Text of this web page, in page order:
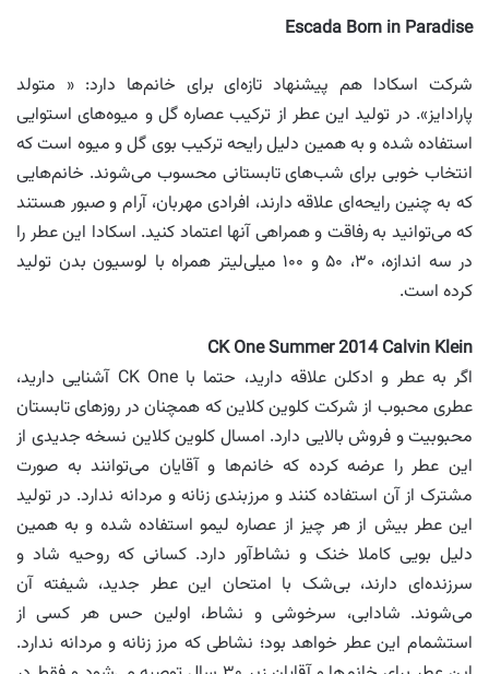
Escada Born in Paradise
شرکت اسکادا هم پیشنهاد تازه‌ای برای خانم‌ها دارد: « متولد
پارادایز». در تولید این عطر از ترکیب عصاره گل و میوه‌های استوایی
استفاده شده و به همین دلیل رایحه ترکیب بوی گل و میوه است که
انتخاب خوبی برای شب‌های تابستانی محسوب می‌شوند. خانم‌هایی
که به چنین رایحه‌ای علاقه دارند، افرادی مهربان، آرام و صبور هستند
که می‌توانید به رفاقت و همراهی آنها اعتماد کنید. اسکادا این عطر را
در سه اندازه، ۳۰، ۵۰ و ۱۰۰ میلی‌لیتر همراه با لوسیون بدن تولید
کرده است.
CK One Summer 2014 Calvin Klein
اگر به عطر و ادکلن علاقه دارید، حتما با CK One آشنایی دارید،
عطری محبوب از شرکت کلوین کلاین که همچنان در روزهای تابستان
محبوبیت و فروش بالایی دارد. امسال کلوین کلاین نسخه جدیدی از
این عطر را عرضه کرده که خانم‌ها و آقایان می‌توانند به صورت
مشترک از آن استفاده کنند و مرزبندی زنانه و مردانه ندارد. در تولید
این عطر بیش از هر چیز از عصاره لیمو استفاده شده و به همین
دلیل بویی کاملا خنک و نشاط‌آور دارد. کسانی که روحیه شاد و
سرزنده‌ای دارند، بی‌شک با امتحان این عطر جدید، شیفته آن
می‌شوند. شادابی، سرخوشی و نشاط، اولین حس هر کسی از
استشمام این عطر خواهد بود؛ نشاطی که مرز زنانه و مردانه ندارد.